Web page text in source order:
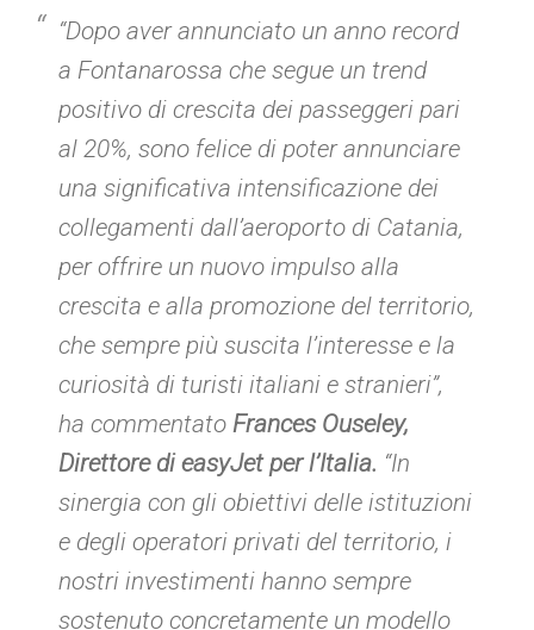
“Dopo aver annunciato un anno record
a Fontanarossa che segue un trend
positivo di crescita dei passeggeri pari
al 20%, sono felice di poter annunciare
una significativa intensificazione dei
collegamenti dall’aeroporto di Catania,
per offrire un nuovo impulso alla
crescita e alla promozione del territorio,
che sempre più suscita l’interesse e la
curiosità di turisti italiani e stranieri”,
ha commentato Frances Ouseley,
Direttore di easyJet per l’Italia. “In
sinergia con gli obiettivi delle istituzioni
e degli operatori privati del territorio, i
nostri investimenti hanno sempre
sostenuto concretamente un modello